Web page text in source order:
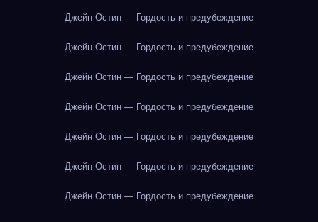
Джейн Остин — Гордость и предубеждение
Джейн Остин — Гордость и предубеждение
Джейн Остин — Гордость и предубеждение
Джейн Остин — Гордость и предубеждение
Джейн Остин — Гордость и предубеждение
Джейн Остин — Гордость и предубеждение
Джейн Остин — Гордость и предубеждение